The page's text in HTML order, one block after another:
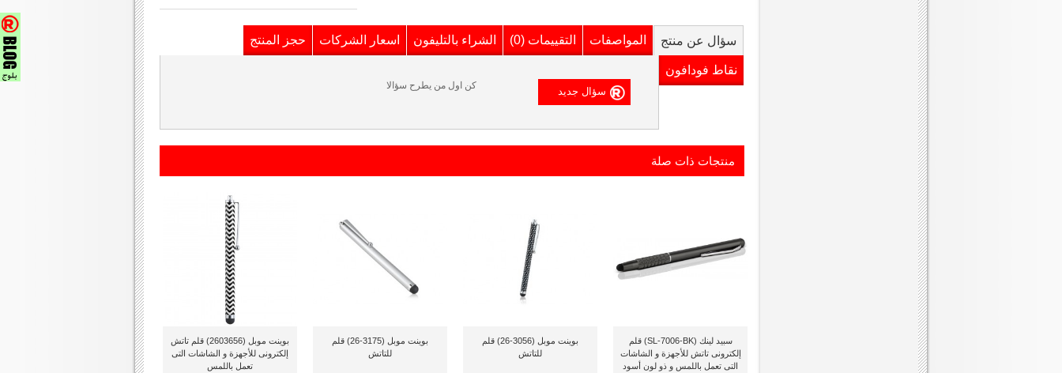
سؤال عن منتج المواصفات التقييمات (0) الشراء بالتليفون اسعار الشركات حجز المنتج
نقاط فودافون
كن اول من يطرح سؤالا
منتجات ذات صلة
سبيد لينك (SL-7006-BK) قلم
إلكترونى تاتش للأجهزة و الشاشات
التى تعمل باللمس و ذو لون أسود
بوينت موبل (3056-26) قلم
للتاتش
بوينت موبل (3175-26) قلم
للتاتش
بوينت موبل (2603656) قلم تاتش
إلكترونى للأجهزة و الشاشات التى
تعمل باللمس